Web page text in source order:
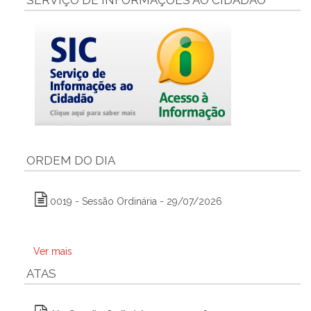
ORDEM DO DIA
0019 - Sessão Ordinária - 29/07/2026
Ver mais
ATAS